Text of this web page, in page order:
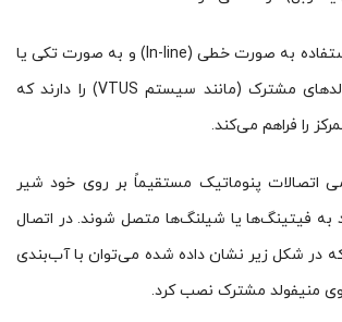
این شیرها قابلیت استفاده به صورت خطی (In-line) و به صورت تکی یا
نصب بر روی منیفولدهای مشترک (مانند سیستم VTUS) را دارند که
را فراهم می‌کند.
اتصالات پنوماتیک مستقیماً بر روی خود شیر
به فیتینگ‌ها یا شیلنگ‌ها متصل شوند. در اتصال
در شکل زیر نشان داده شده می‌توان با آب‌بندی
منیفولد مشترک نصب کرد.